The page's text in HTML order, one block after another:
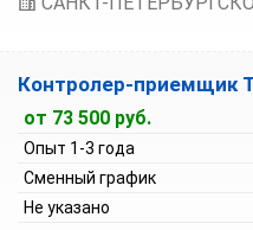
Контролер-приемщик
от 73 500 руб.
Опыт 1-3 года
Сменный график
Не указано